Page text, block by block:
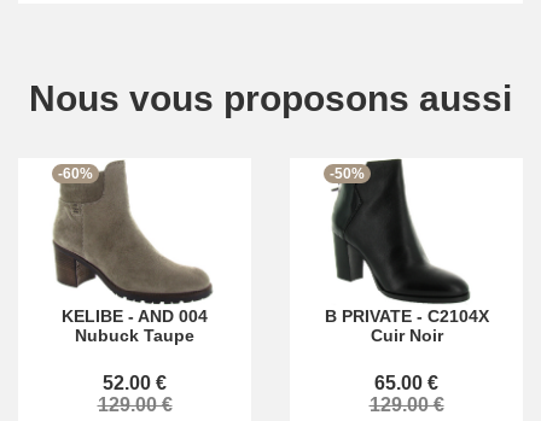
Nous vous proposons aussi
-60%
KELIBE - AND 004
Nubuck Taupe
52.00 €
129.00 €
-50%
B PRIVATE- C2104X
Cuir Noir
65.00 €
129.00 €